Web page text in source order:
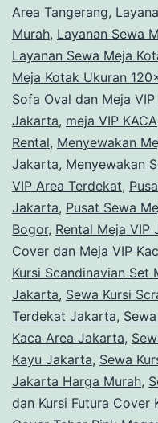
Area Tangerang,
Murah, Layanan Sewa
Layanan Sewa Meja
Meja Kotak Ukuran
Sofa Oval dan Meja
Jakarta, meja VIP KACA
Rental, Menyewakan
Jakarta, Menyewakan
VIP Area Terdekat,
Jakarta, Pusat Sewa
Bogor, Rental Meja VIP
Cover dan Meja VIP
Kursi Scandinavian Set
Jakarta, Sewa Kursi
Terdekat Jakarta,
Kaca Area Jakarta,
Kayu Jakarta, Sewa
Jakarta Harga Murah,
dan Kursi Futura Cover